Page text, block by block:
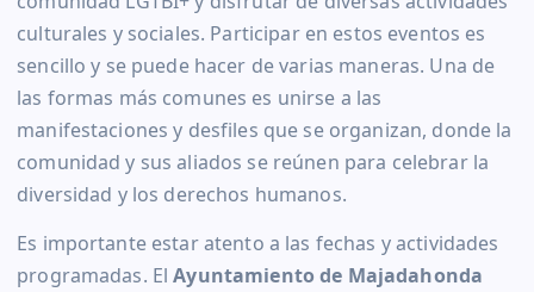
culturales y sociales. Participar en estos eventos es
sencillo y se puede hacer de varias maneras. Una de
las formas más comunes es unirse a las
manifestaciones y desfiles que se organizan, donde la
comunidad y sus aliados se reúnen para celebrar la
diversidad y los derechos humanos.
Es importante estar atento a las fechas y actividades
programadas. ElAyuntamiento de Majadahonda